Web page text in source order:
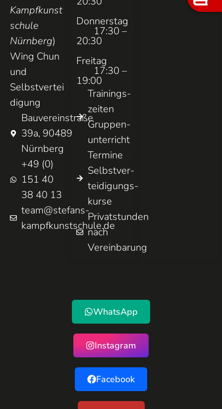
Kampfkunst
schule
Nürnberg)
Wing Chun
und
Selbstvertei
digung
Bauvereinstraße
39a, 90489
Nürnberg
+49 (0)
151 40
38 40 13
team@stefans-
kampfkunstschule.de
Donnerstag
17:30 –
20:30
Freitag
17:30 –
19:00
Trainings­
zeiten
Gruppen­
unterricht
Termine
Selbst­ver­
teidigungs­
kurse
Privatstunden
nach
Vereinbarung
WhatsApp
Instagram
Facebook